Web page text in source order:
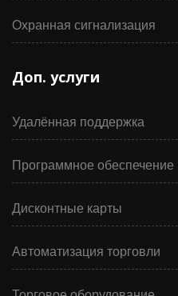
Охранная сигнализация
Доп. услуги
Удалённая поддержка
Программное обеспечение
Дисконтные карты
Автоматизация торговли